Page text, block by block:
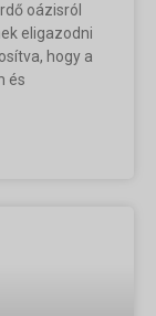
oázisról
eligazodni
hogy a
és